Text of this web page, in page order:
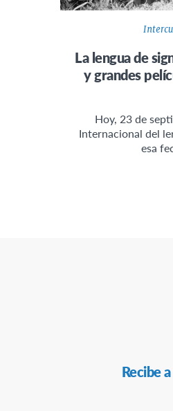
La lengua de
y grandes
Hoy, 23 de
Internacional del
esa
Recibe